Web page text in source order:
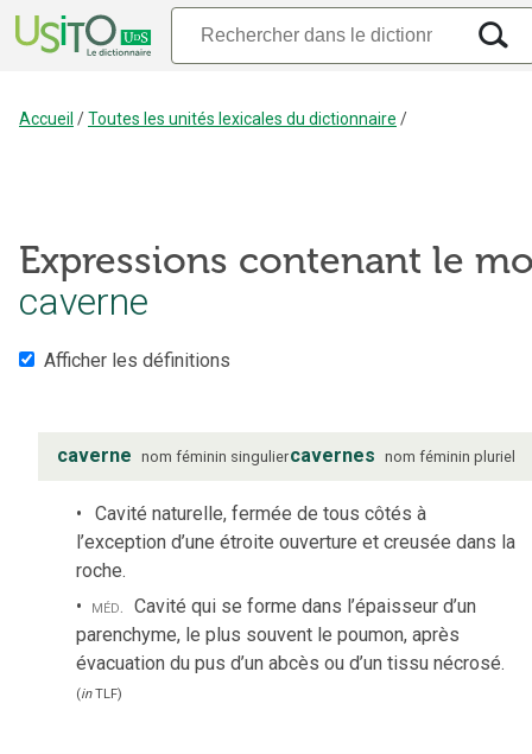
Accueil /Toutes les unités lexicales du dictionnaire /
Expressions contenant le
caverne
Afficher les définitions
caverne nom féminin singuliercavernes nom féminin pluriel
Cavité naturelle, fermée de tous côtés à
l’exception d’une étroite ouverture et creusée dans la
roche.
méd. Cavité qui se forme dans l’épaisseur d’un
parenchyme, le plus souvent le poumon, après
évacuation du pus d’un abcès ou d’un tissu nécrosé.
(inTLF)